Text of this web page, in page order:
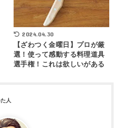
2024.04.30
【ざわつく金曜日】プロが厳
選！使って感動する料理道具
選手権！これは欲しいがある